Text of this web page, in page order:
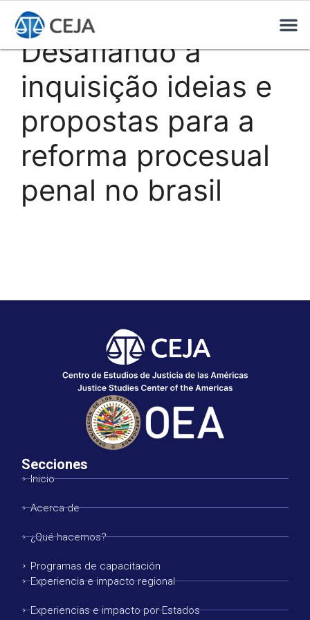
Desafiando a
inquisição ideias e
propostas para a
reforma procesual
penal no brasil
Secciones
Inicio
Acerca de
¿Qué hacemos?
Programas de capacitación
Experiencia e impacto regional
Experiencias e impacto por Estados